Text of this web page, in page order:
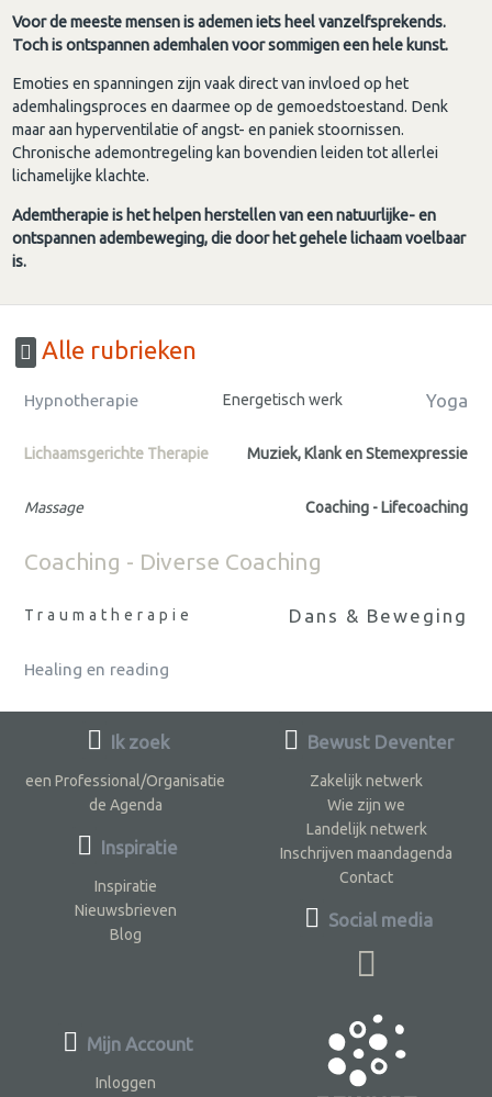
Voor de meeste mensen is ademen iets heel vanzelfsprekends.
Toch is ontspannen ademhalen voor sommigen een hele kunst.
Emoties en spanningen zijn vaak direct van invloed op het
ademhalingsproces en daarmee op de gemoedstoestand. Denk
maar aan hyperventilatie of angst- en paniek stoornissen.
Chronische ademontregeling kan bovendien leiden tot allerlei
lichamelijke klachte.
Ademtherapie is het helpen herstellen van een natuurlijke- en
ontspannen adembeweging, die door het gehele lichaam voelbaar
is.
Alle rubrieken
Hypnotherapie Energetisch werk Yoga
Lichaamsgerichte Therapie Muziek, Klank en Stemexpressie
Massage Coaching - Lifecoaching
Coaching - Diverse Coaching
Traumatherapie Dans & Beweging
Healing en reading
Ik zoek
een Professional/Organisatie
de Agenda
Inspiratie
Inspiratie
Nieuwsbrieven
Blog
Bewust Deventer
Zakelijk netwerk
Wie zijn we
Landelijk netwerk
Inschrijven maandagenda
Contact
Social media
Mijn Account
Inloggen